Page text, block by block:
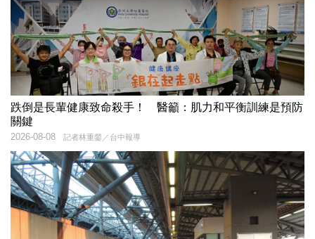
跌倒是長輩健康致命殺手！ 醫籲：肌力和平衡訓練是預防
關鍵
記者林重鎣／台中報導
2026-08-08